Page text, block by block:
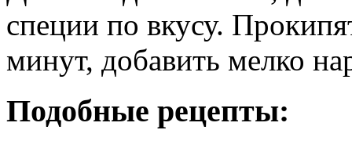
специи по вкусу.
минут, добавить мелко
Подобные рецепты: